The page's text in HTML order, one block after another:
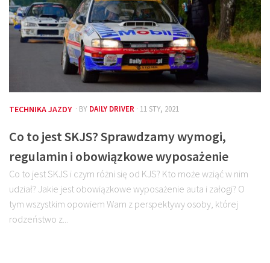
Przelicznik mocy
Auto z niemiec
TECHNIKA JAZDY · BY DAILY DRIVER · 11 STY, 2021
Co to jest SKJS? Sprawdzamy wymogi,
regulamin i obowiązkowe wyposażenie
Co to jest SKJS i czym różni się od KJS? Kto może wziąć w nim
udział? Jakie jest obowiązkowe wyposażenie auta i załogi? O
tym wszystkim opowiem Wam z perspektywy osoby, której
rodzeństwo z...